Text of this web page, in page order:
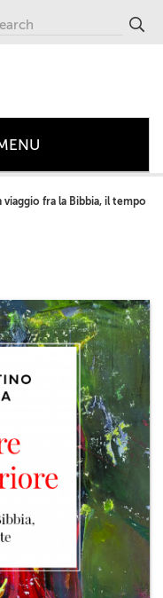
+
+
+
+
+
viaggio fra la Bibbia, il tempo